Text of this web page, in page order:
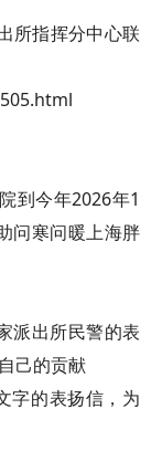
所指挥分中心联
到今年2026年1
问寒问暖上海胖
派出所民警的表
己的贡献
字的表扬信，为